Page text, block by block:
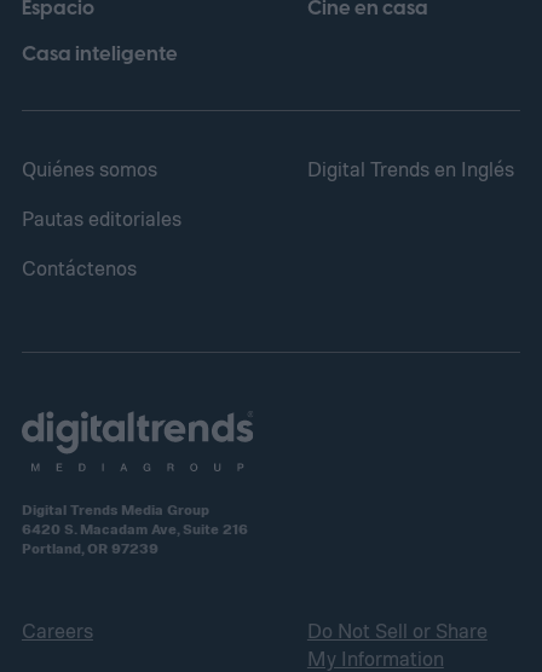
Espacio
Casa inteligente
Cine en casa
Quiénes somos
Pautas editoriales
Contáctenos
Digital Trends en Inglés
Digital Trends Media Group
6420 S. Macadam Ave, Suite 216
Portland, OR 97239
Careers
Do Not Sell or Share
My Information